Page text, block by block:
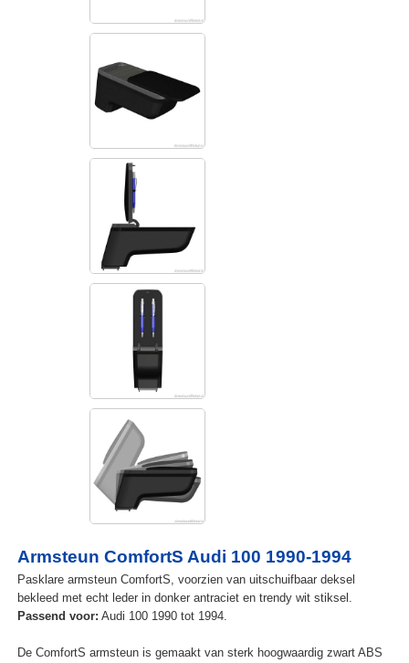
Armsteun ComfortS Audi 100 1990-1994
Pasklare armsteun ComfortS, voorzien van uitschuifbaar deksel
bekleed met echt leder in donker antraciet en trendy wit stiksel.
Passend voor: Audi 100 1990 tot 1994.
De ComfortS armsteun is gemaakt van sterk hoogwaardig zwart ABS